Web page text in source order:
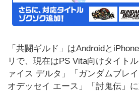
「共闘ギルド」はAndroidと
リで、現在はPS Vita向けタイト
ァイス デルタ」「ガンダムブレ
オデッセイ エース」「討鬼伝」に